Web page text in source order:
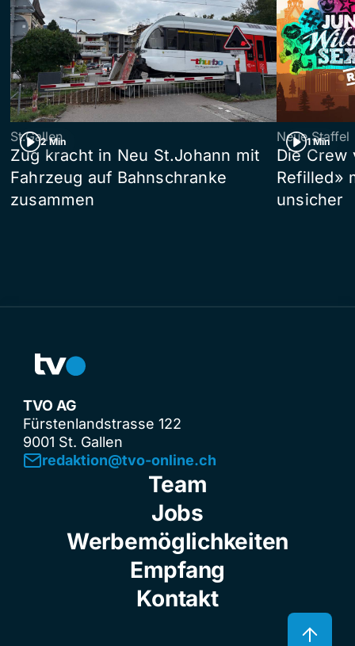
2 Min
St.Gallen
Zug kracht in Neu St.Johann mit
Fahrzeug auf Bahnschranke
zusammen
1 Min
Neue Staffel
Die Crew
Refilled»
unsicher
TVO AG
Fürstenlandstrasse 122
9001 St. Gallen
redaktion@tvo-online.ch
Team
Jobs
Werbemöglichkeiten
Empfang
Kontakt